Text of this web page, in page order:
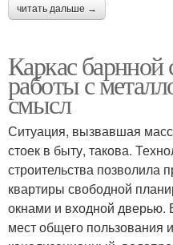
читать дальше →
Каркас барнной
работы с
смысл
Ситуация, вызвавшая
стоек в быту, такова.
строительства позволила
квартиры свободной
окнами и входной дверью.
мест общего пользования